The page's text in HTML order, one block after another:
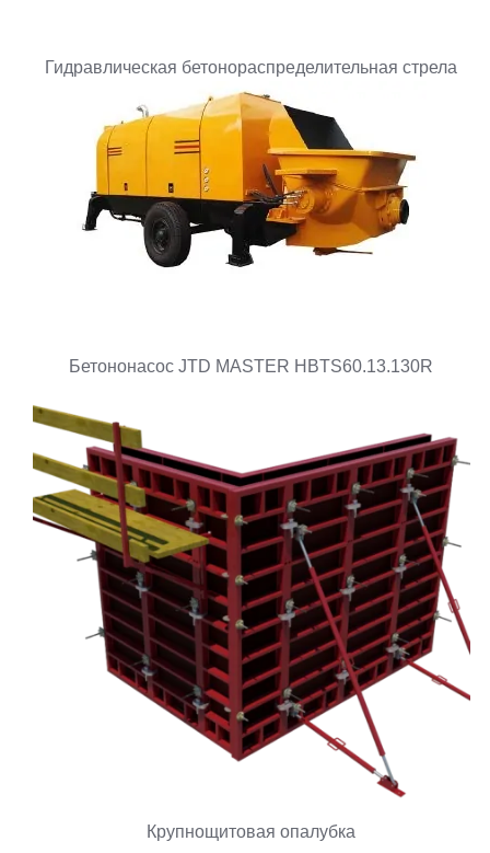
Гидравлическая бетонораспределительная стрела
Бетононасос JTD MASTER HBTS60.13.130R
Крупнощитовая опалубка